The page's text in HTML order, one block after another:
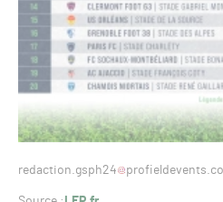
redaction.gsph24